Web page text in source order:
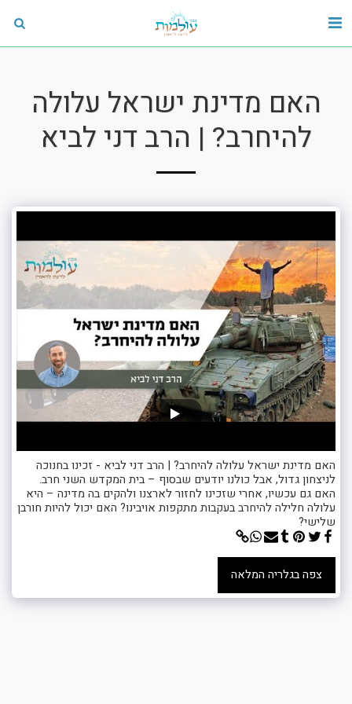
האם מדינת ישראל עלולה
להיחרב? | הרב דני לביא
האם מדינת ישראל עלולה להיחרב? | הרב דני לביא - זכינו בחנוכה
לניצחון גדול, אבל כולנו יודעים שבסוף – בית המקדש השני חרב.
האם גם עכשיו, אחרי שזכינו לחזור לארצנו ולהקים בה מדינה – היא
עלולה חלילה להיחרב בעקבות מתקפות אויבינו? האם יכול להיות חורבן
שלישי?
צפה בגלריה המלאה